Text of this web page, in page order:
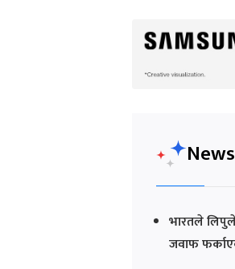
भारतले
जवाफ